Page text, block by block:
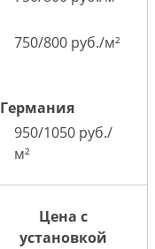
750/800 руб./м²
Германия
950/1050 руб./
м²
Цена с
установкой